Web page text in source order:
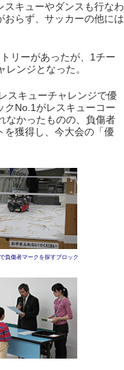
キューやダンスも行なわ
らず、サッカーの他には
リーがあったが、1チー
ンジとなった。
スキューチャレンジで優
クNo.1がレスキューコー
なかったものの、負傷者
を獲得し、今大会の「優
負傷者マークを探すブロック